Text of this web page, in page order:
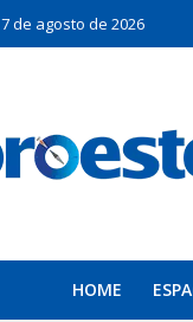
7 de agosto de 2026
HOME